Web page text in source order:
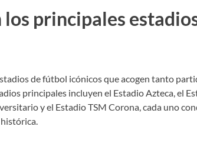
los principales
de fútbol icónicos que acogen tanto
principales incluyen el Estadio Azteca, el
y el Estadio TSM Corona, cada uno